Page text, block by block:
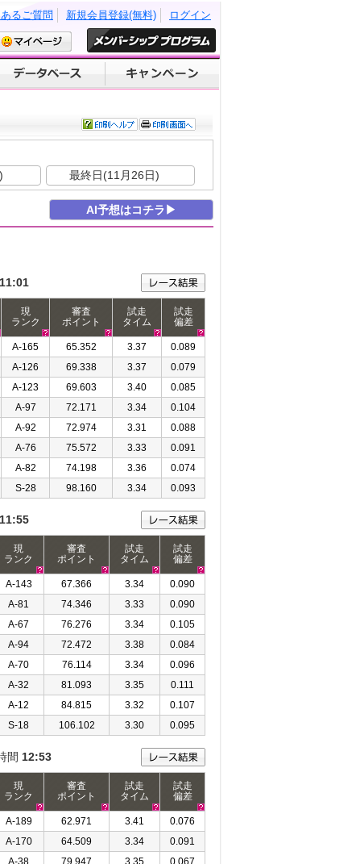
ログイン
新規会員登録(無料)
るご質問
最終日(11月26日)
AI予想はコチラ▶
11:01
現
ランク
審査
ポイント
試走
タイム
試走
偏差
A-165 65.352 3.37 0.089
A-126 69.338 3.37 0.079
A-123 69.603 3.40 0.085
A-97 72.171 3.34 0.104
A-92 72.974 3.31 0.088
A-76 75.572 3.33 0.091
A-82 74.198 3.36 0.074
S-28 98.160 3.34 0.093
11:55
現
ランク
審査
ポイント
試走
タイム
試走
偏差
A-143 67.366 3.34 0.090
A-81 74.346 3.33 0.090
A-67 76.276 3.34 0.105
A-94 72.472 3.38 0.084
A-70 76.114 3.34 0.096
A-32 81.093 3.35 0.111
A-12 84.815 3.32 0.107
S-18 106.102 3.30 0.095
間 12:53
現
ランク
審査
ポイント
試走
タイム
試走
偏差
A-189 62.971 3.41 0.076
A-170 64.509 3.34 0.091
A-38 79.947 3.35 0.067